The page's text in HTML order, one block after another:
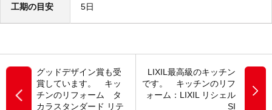
工期の目安 5日
グッドデザイン賞も受
賞しています。 キッ
チンのリフォーム タ
カラスタンダード リテ
LIXIL最高級のキッチン
です。 キッチンのリフ
ォーム：LIXIL リシェル
SI